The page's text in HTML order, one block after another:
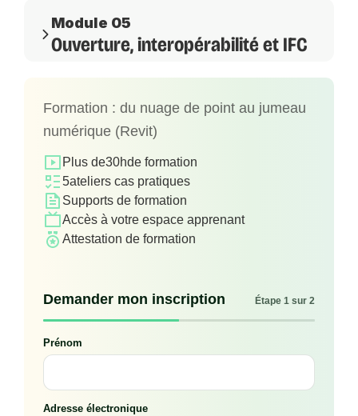
Module 05
Ouverture, interopérabilité et IFC
Formation : du nuage de point au jumeau
numérique (Revit)
Plus de30hde formation
5ateliers cas pratiques
Supports de formation
Accès à votre espace apprenant
Attestation de formation
Demander mon inscription Étape 1 sur 2
Prénom
Adresse électronique